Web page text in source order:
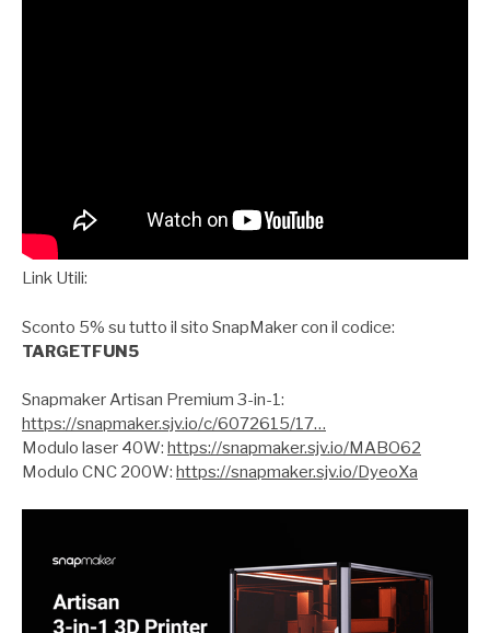
Link Utili:
Sconto 5% su tutto il sito SnapMaker con il codice:
TARGETFUN5
Snapmaker Artisan Premium 3-in-1:
https://snapmaker.sjv.io/c/6072615/17…
Modulo laser 40W: https://snapmaker.sjv.io/MABO62
Modulo CNC 200W: https://snapmaker.sjv.io/DyeoXa